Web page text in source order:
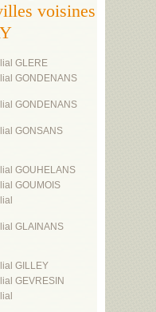
voisines
GLERE
GONDENANS
GONDENANS
GONSANS
GOUHELANS
GOUMOIS
GLAINANS
GILLEY
GEVRESIN